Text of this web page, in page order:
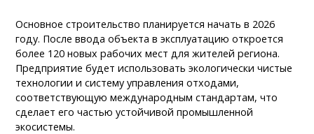
Основное строительство планируется начать в 2026
году. После ввода объекта в эксплуатацию откроется
более 120 новых рабочих мест для жителей региона.
Предприятие будет использовать экологически чистые
технологии и систему управления отходами,
соответствующую международным стандартам, что
сделает его частью устойчивой промышленной
экосистемы.